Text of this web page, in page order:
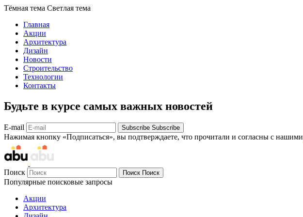
Тёмная тема Светлая тема
Главная
Акции
Архитектура
Дизайн
Новости
Строительство
Технологии
Контакты
Будьте в курсе самых важных новостей
E-mail Subscribe Subscribe
Нажимая кнопку «Подписаться», вы подтверждаете, что прочитали и согласны с нашими
Поиск Поиск Поиск
Популярные поисковые запросы
Акции
Архитектура